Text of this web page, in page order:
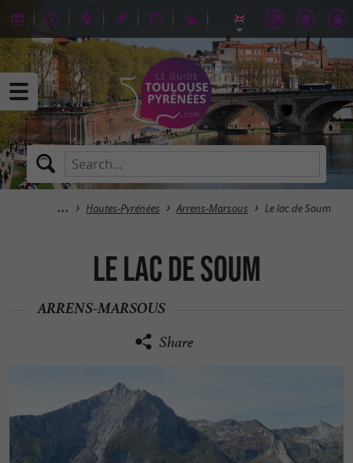
Hautes-Pyrénées Arrens-Marsous Le lac de Soum
Le lac de Soum
ARRENS-MARSOUS
Share